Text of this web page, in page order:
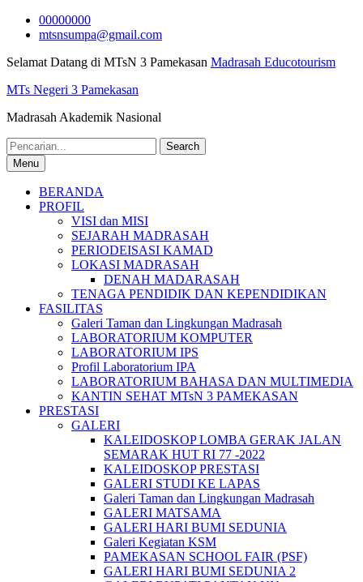
Skip
00000000
mtsnsumpa@gmail.com
Selamat Datang di MTsN 3 Pamekasan Madrasah Educotourism
MTs Negeri 3 Pamekasan
Madrasah Akademik Nasional
Search
for:Menu
BERANDA
PROFIL
VISI dan MISI
SEJARAH MADRASAH
PERIODEISASI KAMAD
LOKASI MADRASAH
DENAH MADARASAH
TENAGA PENDIDIK DAN KEPENDIDIKAN
FASILITAS
Galeri Taman dan Lingkungan Madrasah
LABORATORIUM KOMPUTER
LABORATORIUM IPS
Profil Laboratorium IPA
LABORATORIUM BAHASA DAN MULTIMEDIA
KANTIN SEHAT MTsN 3 PAMEKASAN
PRESTASI
GALERI
KALEIDOSKOP LOMBA GERAK JALAN
SEMARAK HUT RI 77 -2022
KALEIDOSKOP PRESTASI
GALERI STUDI KE LAPAS
Galeri Taman dan Lingkungan Madrasah
GALERI MATSAMA
GALERI HARI BUMI SEDUNIA
Galeri Kegiatan KSM
PAMEKASAN SCHOOL FAIR (PSF)
GALERI HARI BUMI SEDUNIA 2